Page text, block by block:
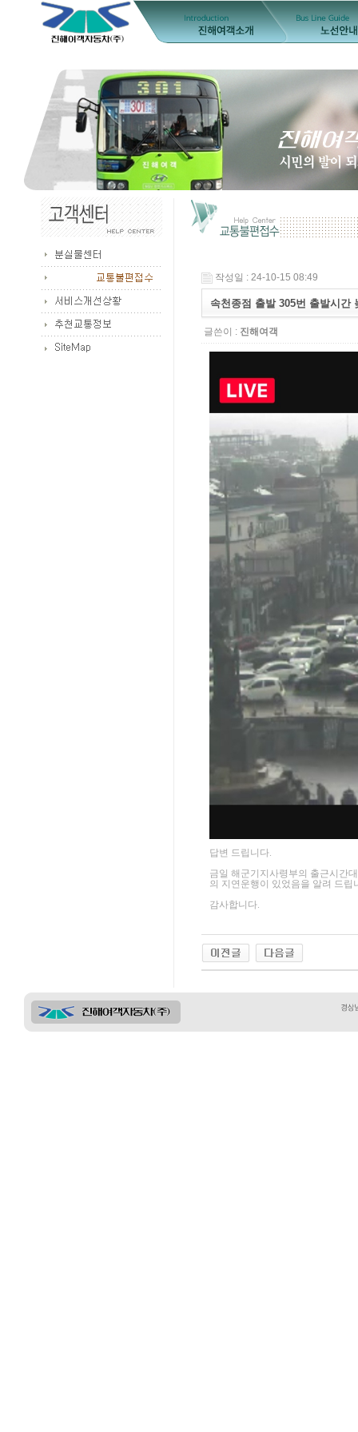
작성일 : 24-10-15 08:49
속천종점 출발 305번 출발시간
글쓴이 : 진해여객
답변 드립니다.
금일 해군기지사령부의 출근시간
의 지연운행이 있었음을 알려 드립
감사합니다.